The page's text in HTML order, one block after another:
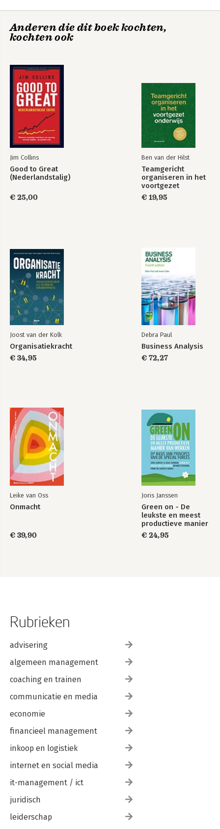
De
The Management
Idea Factory
Bekijk alle boeken
Verandermanagement
Bekijk alle boeken
Appendices
Index.
Anderen die dit boek kochten,
kochten ook
Jim Collins
Good to Great
(Nederlandstalig)
€ 25,00
Ben van der Hilst
Teamgericht
organiseren in het
voortgezet
onderwijs
€ 19,95
Joost van der Kolk
Organisatiekracht
€ 34,95
Debra Paul
Business Analysis
€ 72,27
Leike van Oss
Onmacht
€ 39,90
Joris Janssen
Green on - De
leukste en meest
productieve manier
van werken
€ 24,95
Rubrieken
advisering
algemeen management
coaching en trainen
communicatie en media
economie
financieel management
inkoop en logistiek
internet en social media
it-management / ict
juridisch
leiderschap